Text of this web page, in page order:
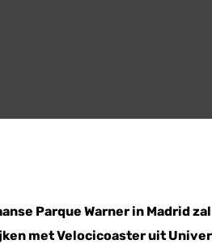
Parque Warner in Madrid
met Velocicoaster uit